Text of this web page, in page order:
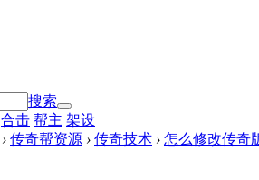
搜索
合击 帮主 架设
› 传奇帮资源 › 传奇技术 › 怎么修改传奇